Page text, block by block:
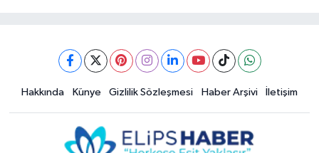
Hakkında Künye Gizlilik Sözleşmesi Haber Arşivi İletişim